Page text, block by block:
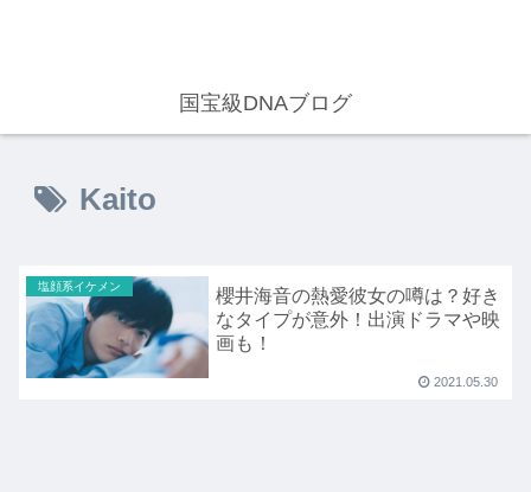
国宝級DNAブログ
Kaito
塩顔系イケメン
櫻井海音の熱愛彼女の噂は？好き
なタイプが意外！出演ドラマや映
画も！
2021.05.30